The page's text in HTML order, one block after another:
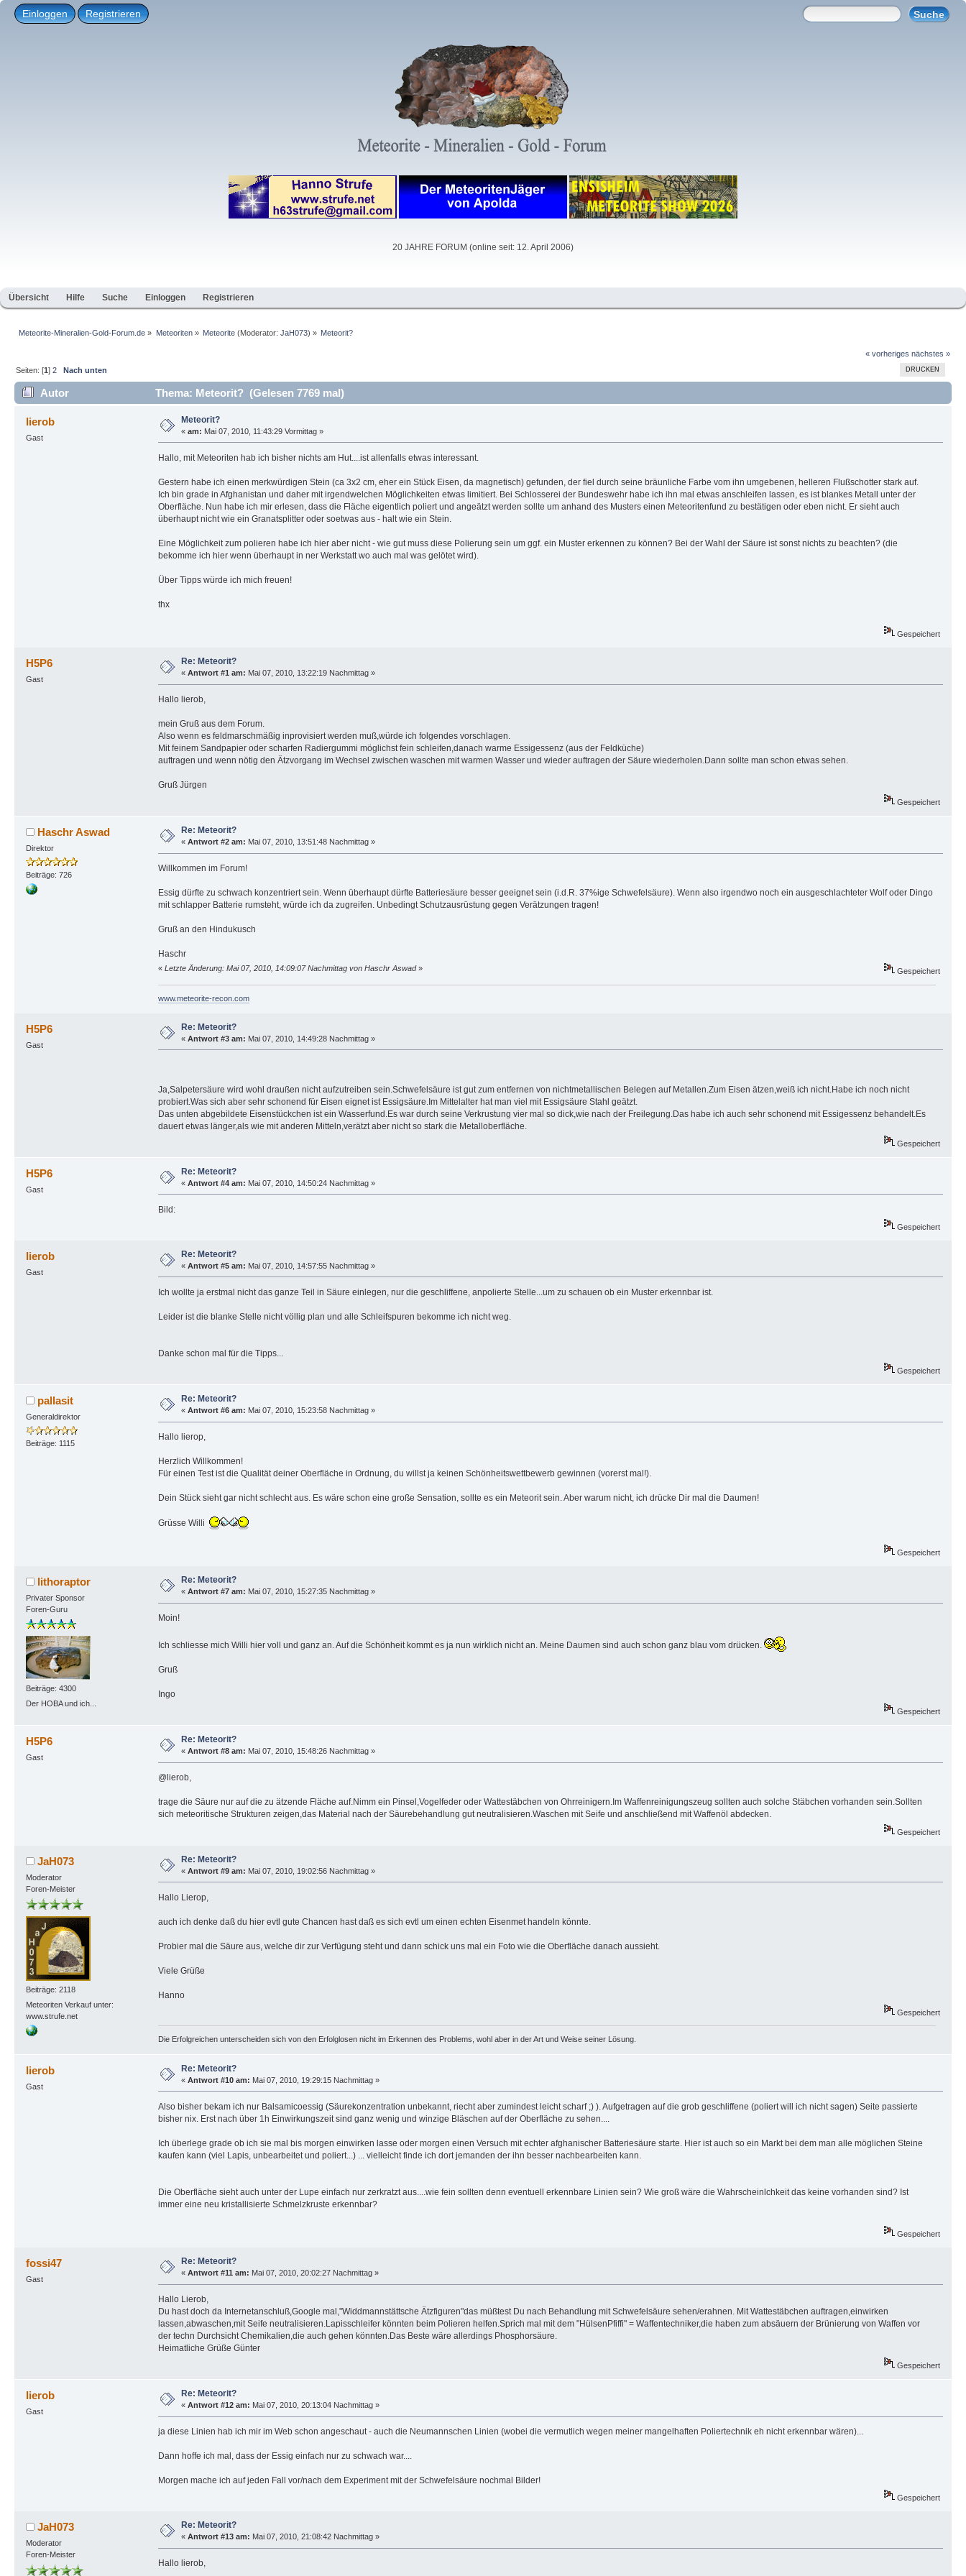
Einloggen Registrieren
20 JAHRE FORUM (online seit: 12. April 2006)
Übersicht Hilfe Suche Einloggen Registrieren
Meteorite-Mineralien-Gold-Forum.de » Meteoriten» Meteorite(Moderator: JaH073) » Meteorit?
« vorheriges nächstes »
DRUCKEN
Seiten: [1]2 Nach unten
Autor Thema: Meteorit? (Gelesen 7769 mal)
lierob
Gast
Meteorit?
« am: Mai 07, 2010, 11:43:29 Vormittag »
Hallo, mit Meteoriten hab ich bisher nichts am Hut....ist allenfalls etwas interessant.
Gestern habe ich einen merkwürdigen Stein (ca 3x2 cm, eher ein Stück Eisen, da magnetisch) gefunden, der fiel durch seine bräunliche Farbe vom ihn umgebenen, helleren Flußschotter stark auf.
Ich bin grade in Afghanistan und daher mit irgendwelchen Möglichkeiten etwas limitiert. Bei Schlosserei der Bundeswehr habe ich ihn mal etwas anschleifen lassen, es ist blankes Metall unter der
Oberfläche. Nun habe ich mir erlesen, dass die Fläche eigentlich poliert und angeätzt werden sollte um anhand des Musters einen Meteoritenfund zu bestätigen oder eben nicht. Er sieht auch
überhaupt nicht wie ein Granatsplitter oder soetwas aus - halt wie ein Stein.
Eine Möglichkeit zum polieren habe ich hier aber nicht - wie gut muss diese Polierung sein um ggf. ein Muster erkennen zu können? Bei der Wahl der Säure ist sonst nichts zu beachten? (die
bekomme ich hier wenn überhaupt in ner Werkstatt wo auch mal was gelötet wird).
Über Tipps würde ich mich freuen!
thx
Gespeichert
H5P6
Gast
Re: Meteorit?
« Antwort #1 am: Mai 07, 2010, 13:22:19 Nachmittag »
Hallo lierob,
mein Gruß aus dem Forum.
Also wenn es feldmarschmäßig inprovisiert werden muß,würde ich folgendes vorschlagen.
Mit feinem Sandpapier oder scharfen Radiergummi möglichst fein schleifen,danach warme Essigessenz (aus der Feldküche)
auftragen und wenn nötig den Ätzvorgang im Wechsel zwischen waschen mit warmen Wasser und wieder auftragen der Säure wiederholen.Dann sollte man schon etwas sehen.
Gruß Jürgen
Gespeichert
Haschr Aswad
Direktor
Beiträge: 726
Re: Meteorit?
« Antwort #2 am: Mai 07, 2010, 13:51:48 Nachmittag »
Willkommen im Forum!
Essig dürfte zu schwach konzentriert sein. Wenn überhaupt dürfte Batteriesäure besser geeignet sein (i.d.R. 37%ige Schwefelsäure). Wenn also irgendwo noch ein ausgeschlachteter Wolf oder Dingo
mit schlapper Batterie rumsteht, würde ich da zugreifen. Unbedingt Schutzausrüstung gegen Verätzungen tragen!
Gruß an den Hindukusch
Haschr
« Letzte Änderung: Mai 07, 2010, 14:09:07 Nachmittag von Haschr Aswad» Gespeichert
www.meteorite-recon.com
H5P6
Gast
Re: Meteorit?
« Antwort #3 am: Mai 07, 2010, 14:49:28 Nachmittag »
Ja,Salpetersäure wird wohl draußen nicht aufzutreiben sein.Schwefelsäure ist gut zum entfernen von nichtmetallischen Belegen auf Metallen.Zum Eisen ätzen,weiß ich nicht.Habe ich noch nicht
probiert.Was sich aber sehr schonend für Eisen eignet ist Essigsäure.Im Mittelalter hat man viel mit Essigsäure Stahl geätzt.
Das unten abgebildete Eisenstückchen ist ein Wasserfund.Es war durch seine Verkrustung vier mal so dick,wie nach der Freilegung.Das habe ich auch sehr schonend mit Essigessenz behandelt.Es
dauert etwas länger,als wie mit anderen Mitteln,verätzt aber nicht so stark die Metalloberfläche.
Gespeichert
H5P6
Gast
Re: Meteorit?
« Antwort #4 am: Mai 07, 2010, 14:50:24 Nachmittag »
Bild:
Gespeichert
lierob
Gast
Re: Meteorit?
« Antwort #5 am: Mai 07, 2010, 14:57:55 Nachmittag »
Ich wollte ja erstmal nicht das ganze Teil in Säure einlegen, nur die geschliffene, anpolierte Stelle...um zu schauen ob ein Muster erkennbar ist.
Leider ist die blanke Stelle nicht völlig plan und alle Schleifspuren bekomme ich nicht weg.
Danke schon mal für die Tipps...
Gespeichert
pallasit
Generaldirektor
Beiträge: 1115
Re: Meteorit?
« Antwort #6 am: Mai 07, 2010, 15:23:58 Nachmittag »
Hallo lierop,
Herzlich Willkommen!
Für einen Test ist die Qualität deiner Oberfläche in Ordnung, du willst ja keinen Schönheitswettbewerb gewinnen (vorerst mal!).
Dein Stück sieht gar nicht schlecht aus. Es wäre schon eine große Sensation, sollte es ein Meteorit sein. Aber warum nicht, ich drücke Dir mal die Daumen!
Grüsse Willi
Gespeichert
lithoraptor
Privater Sponsor
Foren-Guru
Beiträge: 4300
Der HOBA und ich...
Re: Meteorit?
« Antwort #7 am: Mai 07, 2010, 15:27:35 Nachmittag »
Moin!
Ich schliesse mich Willi hier voll und ganz an. Auf die Schönheit kommt es ja nun wirklich nicht an. Meine Daumen sind auch schon ganz blau vom drücken.
Gruß
Ingo
Gespeichert
H5P6
Gast
Re: Meteorit?
« Antwort #8 am: Mai 07, 2010, 15:48:26 Nachmittag »
@lierob,
trage die Säure nur auf die zu ätzende Fläche auf.Nimm ein Pinsel,Vogelfeder oder Wattestäbchen von Ohrreinigern.Im Waffenreinigungszeug sollten auch solche Stäbchen vorhanden sein.Sollten
sich meteoritische Strukturen zeigen,das Material nach der Säurebehandlung gut neutralisieren.Waschen mit Seife und anschließend mit Waffenöl abdecken.
Gespeichert
JaH073
Moderator
Foren-Meister
Beiträge: 2118
Meteoriten Verkauf unter:
www.strufe.net
Re: Meteorit?
« Antwort #9 am: Mai 07, 2010, 19:02:56 Nachmittag »
Hallo Lierop,
auch ich denke daß du hier evtl gute Chancen hast daß es sich evtl um einen echten Eisenmet handeln könnte.
Probier mal die Säure aus, welche dir zur Verfügung steht und dann schick uns mal ein Foto wie die Oberfläche danach aussieht.
Viele Grüße
Hanno
Gespeichert
Die Erfolgreichen unterscheiden sich von den Erfolglosen nicht im Erkennen des Problems, wohl aber in der Art und Weise seiner Lösung.
lierob
Gast
Re: Meteorit?
« Antwort #10 am: Mai 07, 2010, 19:29:15 Nachmittag »
Also bisher bekam ich nur Balsamicoessig (Säurekonzentration unbekannt, riecht aber zumindest leicht scharf ;) ). Aufgetragen auf die grob geschliffene (poliert will ich nicht sagen) Seite passierte
bisher nix. Erst nach über 1h Einwirkungszeit sind ganz wenig und winzige Bläschen auf der Oberfläche zu sehen....
Ich überlege grade ob ich sie mal bis morgen einwirken lasse oder morgen einen Versuch mit echter afghanischer Batteriesäure starte. Hier ist auch so ein Markt bei dem man alle möglichen Steine
kaufen kann (viel Lapis, unbearbeitet und poliert...) ... vielleicht finde ich dort jemanden der ihn besser nachbearbeiten kann.
Die Oberfläche sieht auch unter der Lupe einfach nur zerkratzt aus....wie fein sollten denn eventuell erkennbare Linien sein? Wie groß wäre die Wahrscheinlchkeit das keine vorhanden sind? Ist
immer eine neu kristallisierte Schmelzkruste erkennbar?
Gespeichert
fossi47
Gast
Re: Meteorit?
« Antwort #11 am: Mai 07, 2010, 20:02:27 Nachmittag »
Hallo Lierob,
Du hast doch da Internetanschluß,Google mal,"Widdmannstättsche Ätzfiguren"das müßtest Du nach Behandlung mit Schwefelsäure sehen/erahnen. Mit Wattestäbchen auftragen,einwirken
lassen,abwaschen,mit Seife neutralisieren.Lapisschleifer könnten beim Polieren helfen.Sprich mal mit dem "HülsenPfiffi" = Waffentechniker,die haben zum absäuern der Brünierung von Waffen vor
der techn Durchsicht Chemikalien,die auch gehen könnten.Das Beste wäre allerdings Phosphorsäure.
Heimatliche Grüße Günter
Gespeichert
lierob
Gast
Re: Meteorit?
« Antwort #12 am: Mai 07, 2010, 20:13:04 Nachmittag »
ja diese Linien hab ich mir im Web schon angeschaut - auch die Neumannschen Linien (wobei die vermutlich wegen meiner mangelhaften Poliertechnik eh nicht erkennbar wären)...
Dann hoffe ich mal, dass der Essig einfach nur zu schwach war....
Morgen mache ich auf jeden Fall vor/nach dem Experiment mit der Schwefelsäure nochmal Bilder!
Gespeichert
JaH073
Moderator
Foren-Meister
Re: Meteorit?
« Antwort #13 am: Mai 07, 2010, 21:08:42 Nachmittag »
Hallo lierob,